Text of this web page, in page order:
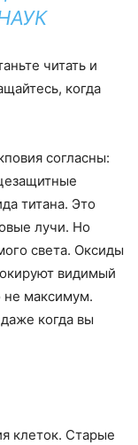
читать и
когда
согласны:
титана. Это
лучи. Но
света. Оксиды
видимый
не максимум.
когда вы
клеток. Старые